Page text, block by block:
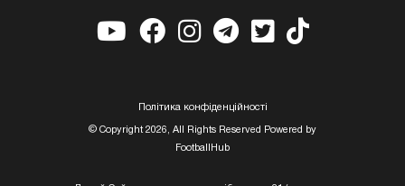
Полiтика конфiденцiйностi
© Copyright 2026, All Rights Reserved Powered by
FootballHub